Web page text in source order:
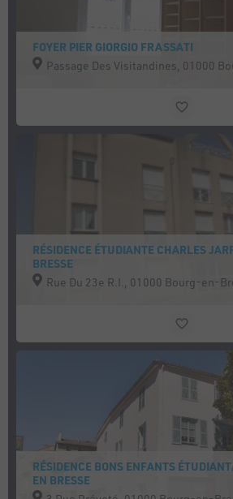
FOYER PIER GIORGIO FRASSATI
Passage Des Visitandines, 01000
RÉSIDENCE ÉTUDIANTE CHARLES
BRESSE
Rue Du 23e R.I., 01000 Bourg-en-
RÉSIDENCE BONS ENFANTS
EN BRESSE